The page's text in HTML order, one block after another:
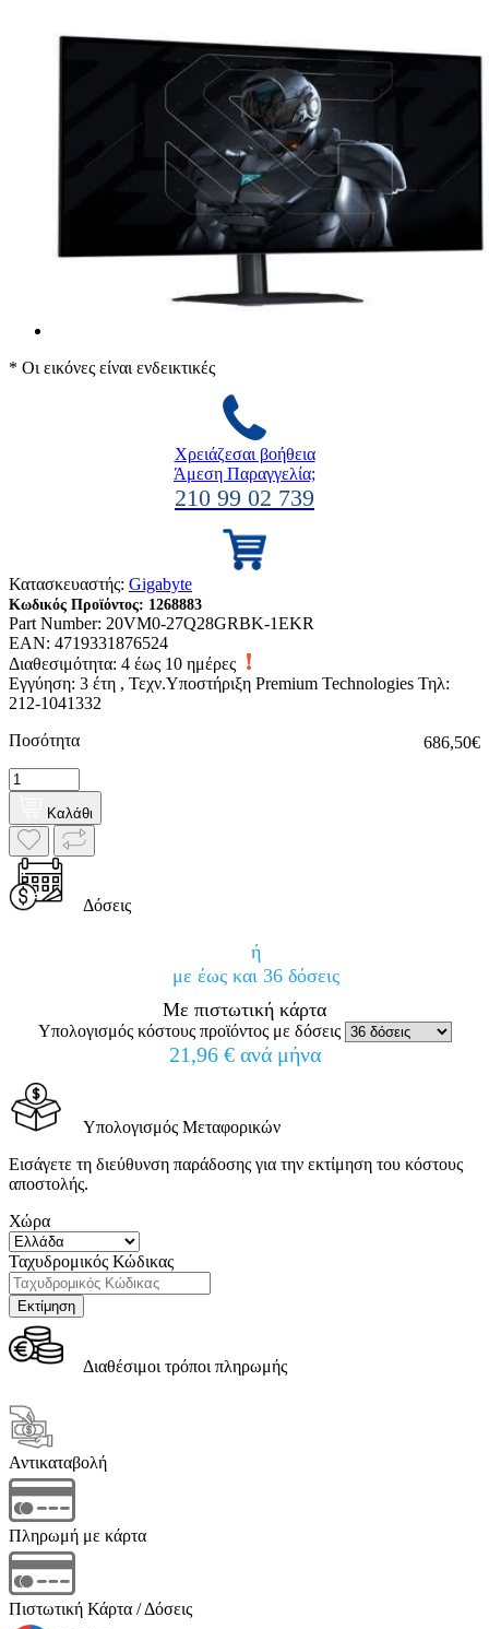
* Οι εικόνες είναι ενδεικτικές
Χρειάζεσαι βοήθεια
Άμεση Παραγγελία;
210 99 02 739
Κατασκευαστής: Gigabyte
Κωδικός Προϊόντος: 1268883
Part Number: 20VM0-27Q28GRBK-1EKR
EAN: 4719331876524
Διαθεσιμότητα: 4 έως 10 ημέρες
Εγγύηση: 3 έτη , Τεχν.Υποστήριξη Premium Technologies Τηλ:
212-1041332
686,50€
Ποσότητα
Καλάθι
Δόσεις
ή
με έως και 36 δόσεις
Με πιστωτική κάρτα
Υπολογισμός κόστους προϊόντος με δόσεις
21,96 € ανά μήνα
Υπολογισμός Μεταφορικών
Εισάγετε τη διεύθυνση παράδοσης για την εκτίμηση του κόστους
αποστολής.
Χώρα
Ταχυδρομικός Κώδικας
Διαθέσιμοι τρόποι πληρωμής
Αντικαταβολή
Πληρωμή με κάρτα
Πιστωτική Κάρτα / Δόσεις